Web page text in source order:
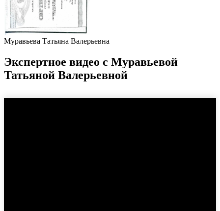
Муравьева Татьяна Валерьевна
Экспертное видео c Муравьевой
Татьяной Валерьевной